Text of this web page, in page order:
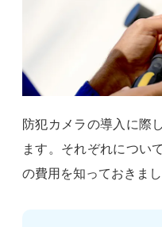
防犯カメラの導入に際
ます。それぞれについ
の費用を知っておきまし